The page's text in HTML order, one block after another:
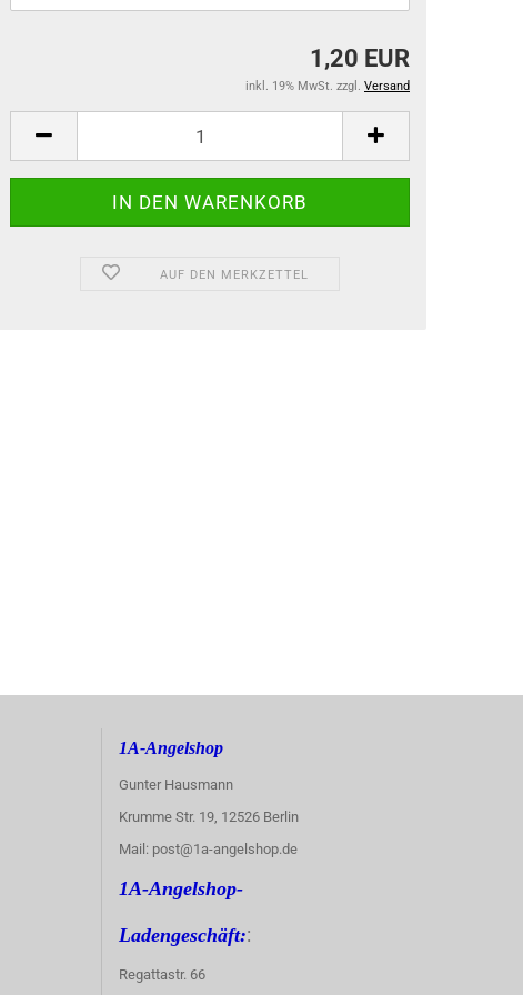
1,20 EUR
inkl. 19% MwSt. zzgl. Versand
AUF DEN MERKZETTEL
1A-Angelshop
Gunter Hausmann
Krumme Str. 19, 12526 Berlin
Mail: post@1a-angelshop.de
1A-Angelshop-
Ladengeschäft::
Regattastr. 66